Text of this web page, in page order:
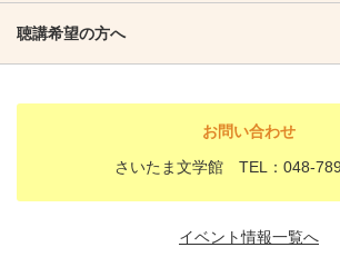
聴講希望の方へ
お問い合わせ
さいたま文学館 TEL：048-
イベント情報一覧へ